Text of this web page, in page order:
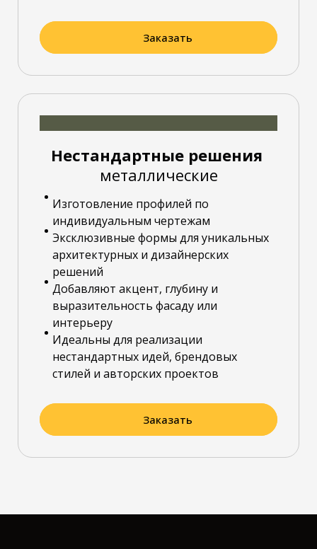
Заказать
Нестандартные решения
металлические
Изготовление профилей по
индивидуальным чертежам
Эксклюзивные формы для уникальных
архитектурных и дизайнерских
решений
Добавляют акцент, глубину и
выразительность фасаду или
интерьеру
Идеальны для реализации
нестандартных идей, брендовых
стилей и авторских проектов
Заказать